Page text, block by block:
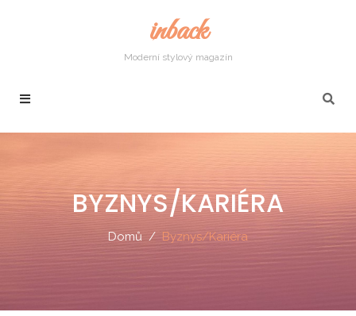
inback
Moderní stylový magazín
BYZNYS/KARIÉRA
Domů Byznys/Kariéra